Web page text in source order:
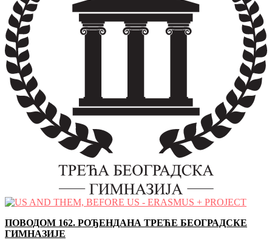
ПОВОДОМ 162. РОЂЕНДАНА ТРЕЋЕ БЕОГРАДСКЕ
ГИМНАЗИЈЕ